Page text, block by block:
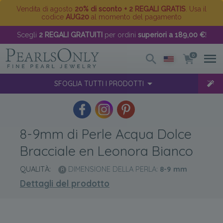
Vendita di agosto 20% di sconto + 2 REGALI GRATIS . Usa il
codice AUG20 al momento del pagamento
Scegli 2 REGALI GRATUITI per ordini superiori a 189,00 €!
0
SFOGLIA TUTTI I PRODOTTI
8-9mm di Perle Acqua Dolce
Bracciale en Leonora Bianco
QUALITÀ: DIMENSIONE DELLA PERLA: 8-9 mm
Dettagli del prodotto